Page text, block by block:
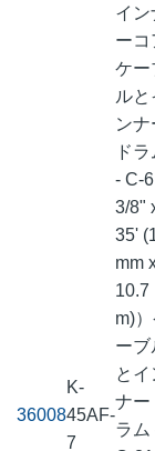
36008
K-
45AF-
7
イン
ーコ
ケー
ルと
ンナ
ドラ
- C-6
3/8"
35'
mm
10.7
m)
ーブ
とイ
ナー
ラム